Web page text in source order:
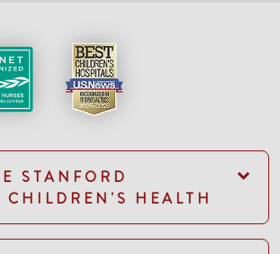
STANFORD
CHILDREN'S HEALTH